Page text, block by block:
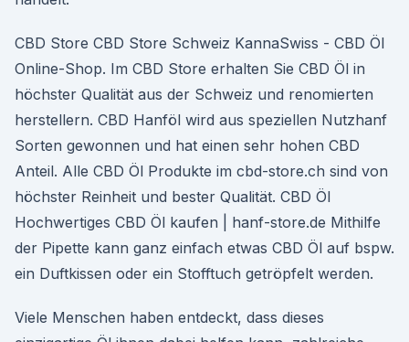
CBD Store CBD Store Schweiz KannaSwiss - CBD Öl
Online-Shop. Im CBD Store erhalten Sie CBD Öl in
höchster Qualität aus der Schweiz und renomierten
herstellern. CBD Hanföl wird aus speziellen Nutzhanf
Sorten gewonnen und hat einen sehr hohen CBD
Anteil. Alle CBD Öl Produkte im cbd-store.ch sind von
höchster Reinheit und bester Qualität. CBD Öl
Hochwertiges CBD Öl kaufen | hanf-store.de Mithilfe
der Pipette kann ganz einfach etwas CBD Öl auf bspw.
ein Duftkissen oder ein Stofftuch getröpfelt werden.
Viele Menschen haben entdeckt, dass dieses